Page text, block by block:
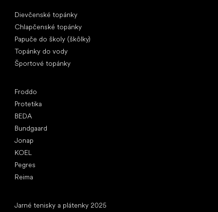
Dievčenské topánky
Chlapčenské topánky
Papuče do školy (škôlky)
Topánky do vody
Športové topánky
Froddo
Protetika
BEDA
Bundgaard
Jonap
KOEL
Pegres
Reima
Jarné tenisky a plátenky 2025